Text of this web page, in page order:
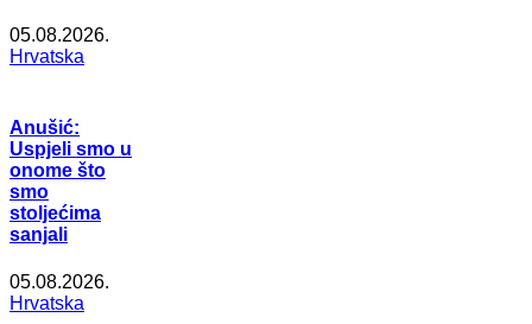
05.08.2026.
Hrvatska
Anušić:
Uspjeli smo u
onome što
smo
stoljećima
sanjali
05.08.2026.
Hrvatska